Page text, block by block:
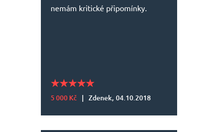
nemám kritické připomínky.
5 000 Kč | Zdenek, 04.10.2018